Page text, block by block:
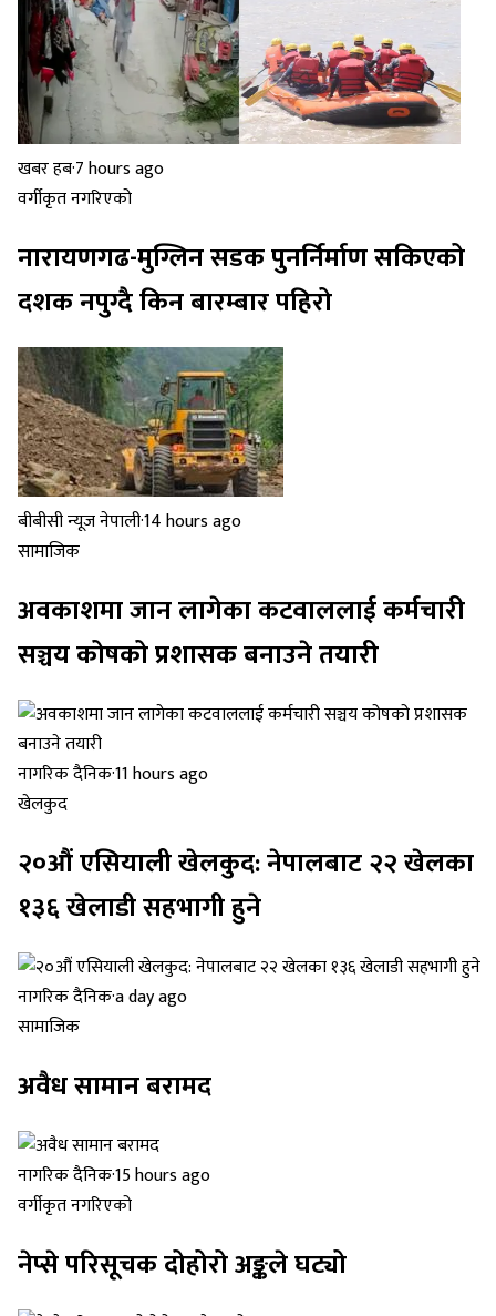
खबर हब·7 hours ago
वर्गीकृत नगरिएको
नारायणगढ-मुग्लिन सडक पुनर्निर्माण सकिएको
दशक नपुग्दै किन बारम्बार पहिरो
बीबीसी न्यूज नेपाली·14 hours ago
सामाजिक
अवकाशमा जान लागेका कटवाललाई कर्मचारी
सञ्चय कोषको प्रशासक बनाउने तयारी
नागरिक दैनिक·11 hours ago
खेलकुद
२०औं एसियाली खेलकुद: नेपालबाट २२ खेलका
१३६ खेलाडी सहभागी हुने
नागरिक दैनिक·a day ago
सामाजिक
अवैध सामान बरामद
नागरिक दैनिक·15 hours ago
वर्गीकृत नगरिएको
नेप्से परिसूचक दोहोरो अङ्कले घट्यो